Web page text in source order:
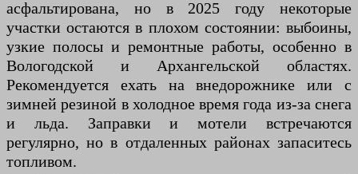
асфальтирована, но в 2025 году некоторые
участки остаются в плохом состоянии: выбоины,
узкие полосы и ремонтные работы, особенно в
Вологодской и Архангельской областях.
Рекомендуется ехать на внедорожнике или с
зимней резиной в холодное время года из-за снега
и льда. Заправки и мотели встречаются
регулярно, но в отдаленных районах запаситесь
топливом.